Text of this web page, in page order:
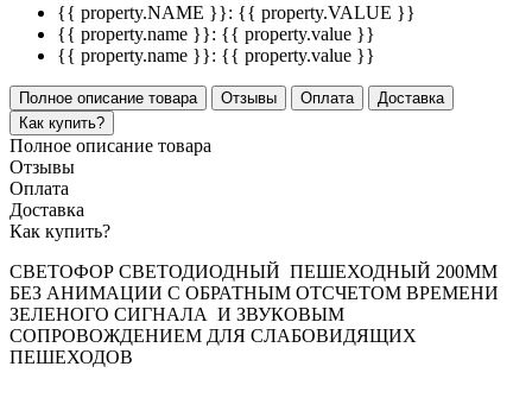
{{ property.NAME }}: {{ property.VALUE }}
{{ property.name }}: {{ property.value }}
{{ property.name }}: {{ property.value }}
Полное описание товара Отзывы Оплата
Доставка
Как купить?
Полное описание товара
Отзывы
Оплата
Доставка
Как купить?
СВЕТОФОР СВЕТОДИОДНЫЙ ПЕШЕХОДНЫЙ 200ММ
БЕЗ АНИМАЦИИ С ОБРАТНЫМ ОТСЧЕТОМ ВРЕМЕНИ
ЗЕЛЕНОГО СИГНАЛА И ЗВУКОВЫМ
СОПРОВОЖДЕНИЕМ ДЛЯ СЛАБОВИДЯЩИХ
ПЕШЕХОДОВ